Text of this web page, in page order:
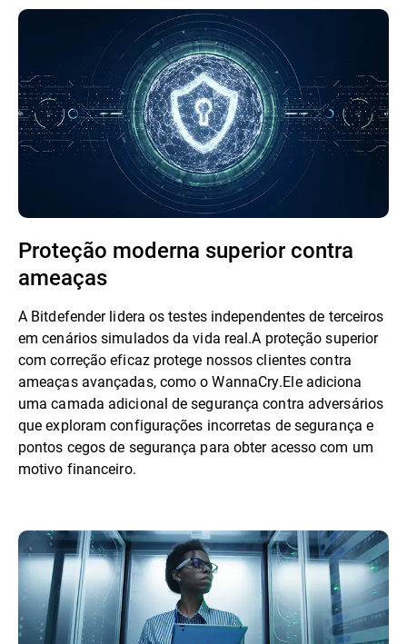
Proteção moderna superior contra
ameaças
A Bitdefender lidera os testes independentes de terceiros
em cenários simulados da vida real.A proteção superior
com correção eficaz protege nossos clientes contra
ameaças avançadas, como o WannaCry.Ele adiciona
uma camada adicional de segurança contra adversários
que exploram configurações incorretas de segurança e
pontos cegos de segurança para obter acesso com um
motivo financeiro.